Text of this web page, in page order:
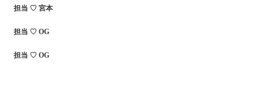
担当 ♡ 宮本
担当 ♡ OG
担当 ♡ OG